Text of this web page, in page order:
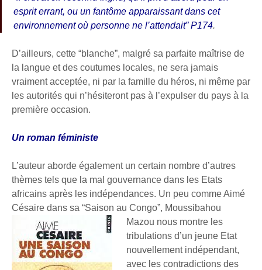
esprit errant, ou un fantôme apparaissant dans cet
environnement où personne ne l’attendait” P174.
D’ailleurs, cette “blanche”, malgré sa parfaite maîtrise de
la langue et des coutumes locales, ne sera jamais
vraiment acceptée, ni par la famille du héros, ni même par
les autorités qui n’hésiteront pas à l’expulser du pays à la
première occasion.
Un roman féministe
L’auteur aborde également un certain nombre d’autres
thèmes tels que la mal gouvernance dans les Etats
africains après les indépendances. Un peu comme Aimé
Césaire dans sa “Saison au Congo”, Moussibahou
Mazou nous montre les
tribulations d’un jeune Etat
nouvellement indépendant,
avec les contradictions des